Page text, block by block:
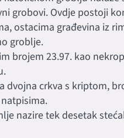
grobovi. Ovdje postoji
ostacima građevina iz
groblje.
brojem 23.97. kao
dvojna crkva s kriptom,
nazire tek desetak